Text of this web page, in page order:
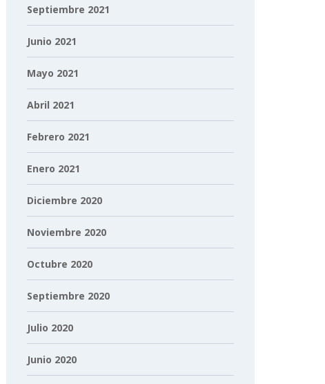
Septiembre 2021
Junio 2021
Mayo 2021
Abril 2021
Febrero 2021
Enero 2021
Diciembre 2020
Noviembre 2020
Octubre 2020
Septiembre 2020
Julio 2020
Junio 2020